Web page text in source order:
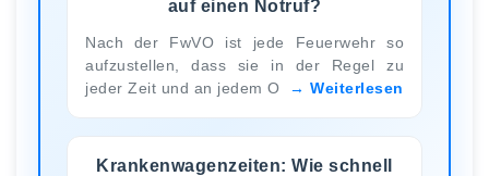
auf einen Notruf?
Nach der FwVO ist jede Feuerwehr so
aufzustellen, dass sie in der Regel zu
jeder Zeit und an jedem O
Weiterlesen
Krankenwagenzeiten: Wie schnell